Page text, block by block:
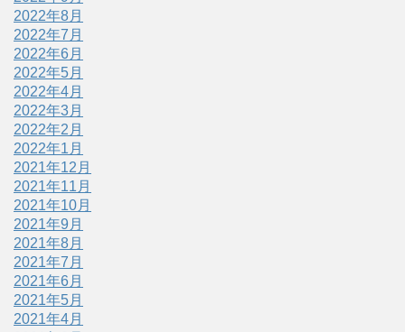
2022年8月
2022年7月
2022年6月
2022年5月
2022年4月
2022年3月
2022年2月
2022年1月
2021年12月
2021年11月
2021年10月
2021年9月
2021年8月
2021年7月
2021年6月
2021年5月
2021年4月